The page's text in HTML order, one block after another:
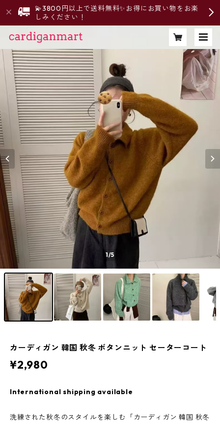
💫3800円以上で送料無料✨お得にお買い物をお楽
しみください！
1/5
カーディガン 韓国 秋冬 ボタンニット セーターコート
¥2,980
International shipping available
洗練された秋冬のスタイルを楽しむ「カーディガン 韓国 秋冬